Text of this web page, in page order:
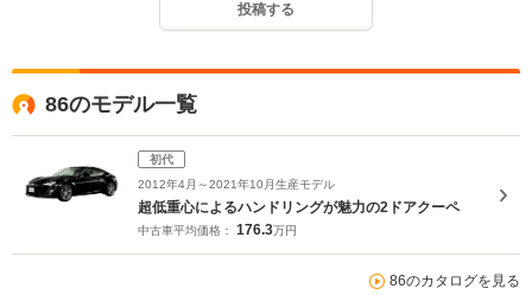
投稿する
86のモデル一覧
初代
2012年4月～2021年10月生産モデル
超低重心によるハンドリングが魅力の2ドアクーペ
中古車平均価格： 176.3万円
86のカタログを見る